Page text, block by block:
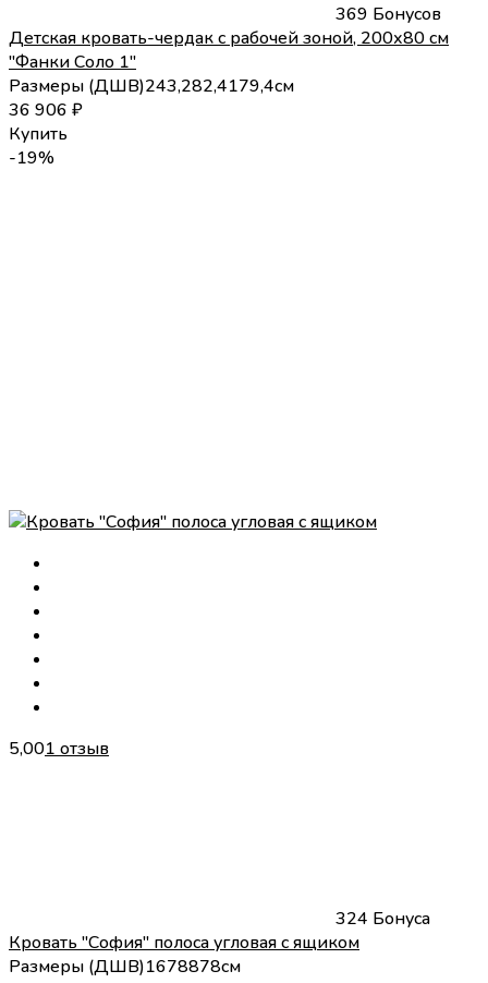
369 Бонусов
Детская кровать-чердак с рабочей зоной, 200х80 см
"Фанки Соло 1"
Размеры (ДШВ)243,282,4179,4см
36 906 ₽
Купить
-19%
5,001 отзыв
324 Бонуса
Кровать "София" полоса угловая с ящиком
Размеры (ДШВ)1678878см